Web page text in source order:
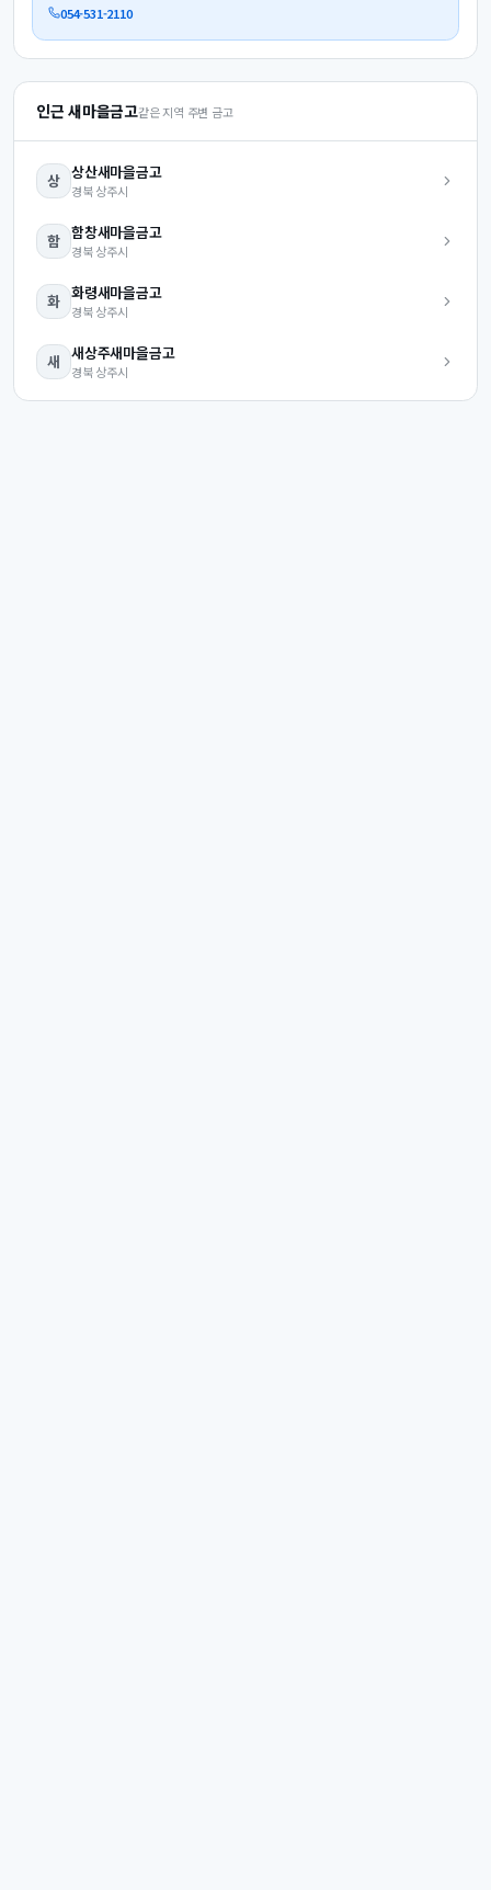
054-531-2110
인근 새마을금고같은 지역 주변 금고
상 상산새마을금고
경북 상주시
함 함창새마을금고
경북 상주시
화 화령새마을금고
경북 상주시
새 새상주새마을금고
경북 상주시